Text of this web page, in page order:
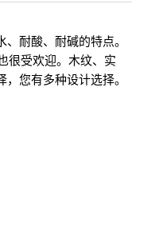
耐酸、耐碱的特点。
很受欢迎。木纹、实
您有多种设计选择。